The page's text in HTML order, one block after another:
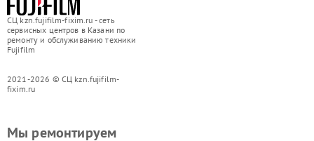
СЦ kzn.fujifilm-fixim.ru - сеть
сервисных центров в Казани по
ремонту и обслуживанию техники
Fujifilm
2021-2026 © СЦ kzn.fujifilm-
fixim.ru
Мы ремонтируем